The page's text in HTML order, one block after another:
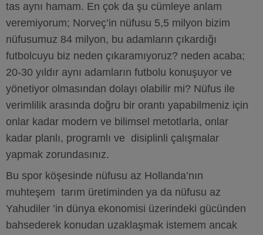
tas aynı hamam. En çok da şu cümleye anlam
veremiyorum; Norveç’in nüfusu 5,5 milyon bizim
nüfusumuz 84 milyon, bu adamların çıkardığı
futbolcuyu biz neden çıkaramıyoruz? neden acaba;
20-30 yıldır aynı adamların futbolu konuşuyor ve
yönetiyor olmasından dolayı olabilir mi? Nüfus ile
verimlilik arasında doğru bir orantı yapabilmeniz için
onlar kadar modern ve bilimsel metotlarla, onlar
kadar planlı, programlı ve disiplinli çalışmalar
yapmak zorundasınız.
Bu spor köşesinde nüfusu az Hollanda’nın
muhteşem tarım üretiminden ya da nüfusu az
Yahudiler ’in dünya ekonomisi üzerindeki gücünden
bahsederek konudan uzaklaşmak istemem ancak